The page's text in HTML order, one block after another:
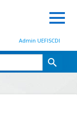
Admin UEFISCDI